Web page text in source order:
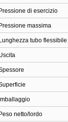
Pressione di esercizio
Pressione massima
Lunghezza tubo flessibile
Imballaggio
Peso netto/lordo